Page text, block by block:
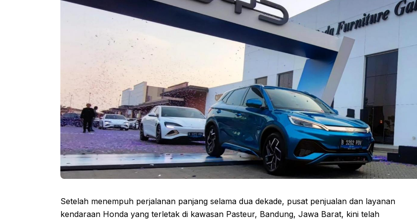
Setelah menempuh perjalanan panjang selama dua dekade, pusat penjualan dan layanan
kendaraan Honda yang terletak di kawasan Pasteur, Bandung, Jawa Barat, kini telah